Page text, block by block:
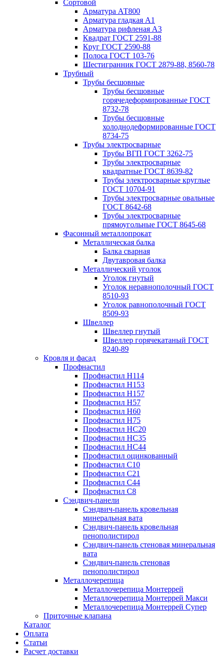
Сортовой
Арматура АТ800
Арматура гладкая А1
Арматура рифленая А3
Квадрат ГОСТ 2591-88
Круг ГОСТ 2590-88
Полоса ГОСТ 103-76
Шестигранник ГОСТ 2879-88, 8560-78
Трубный
Трубы бесшовные
Трубы бесшовные
горячедеформированные ГОСТ
8732-78
Трубы бесшовные
холоднодеформированные ГОСТ
8734-75
Трубы электросварные
Трубы ВГП ГОСТ 3262-75
Трубы электросварные
квадратные ГОСТ 8639-82
Трубы электросварные круглые
ГОСТ 10704-91
Трубы электросварные овальные
ГОСТ 8642-68
Трубы электросварные
прямоугольные ГОСТ 8645-68
Фасонный металлопрокат
Металлическая балка
Балка сварная
Двутавровая балка
Металлический уголок
Уголок гнутый
Уголок неравнополочный ГОСТ
8510-93
Уголок равнополочный ГОСТ
8509-93
Швеллер
Швеллер гнутый
Швеллер горячекатаный ГОСТ
8240-89
Кровля и фасад
Профнастил
Профнастил Н114
Профнастил Н153
Профнастил Н157
Профнастил Н57
Профнастил Н60
Профнастил Н75
Профнастил НС20
Профнастил НС35
Профнастил НС44
Профнастил оцинкованный
Профнастил С10
Профнастил С21
Профнастил С44
Профнастил С8
Сэндвич-панели
Сэндвич-панель кровельная
минеральная вата
Сэндвич-панель кровельная
пенополистирол
Сэндвич-панель стеновая минеральная
вата
Сэндвич-панель стеновая
пенополистирол
Металлочерепица
Металлочерепица Монтеррей
Металлочерепица Монтеррей Макси
Металлочерепица Монтеррей Супер
Приточные клапана
Каталог
Оплата
Статьи
Расчет доставки